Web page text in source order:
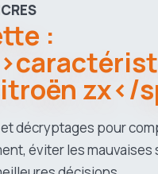
:
zx</
décryptages pour
éviter les